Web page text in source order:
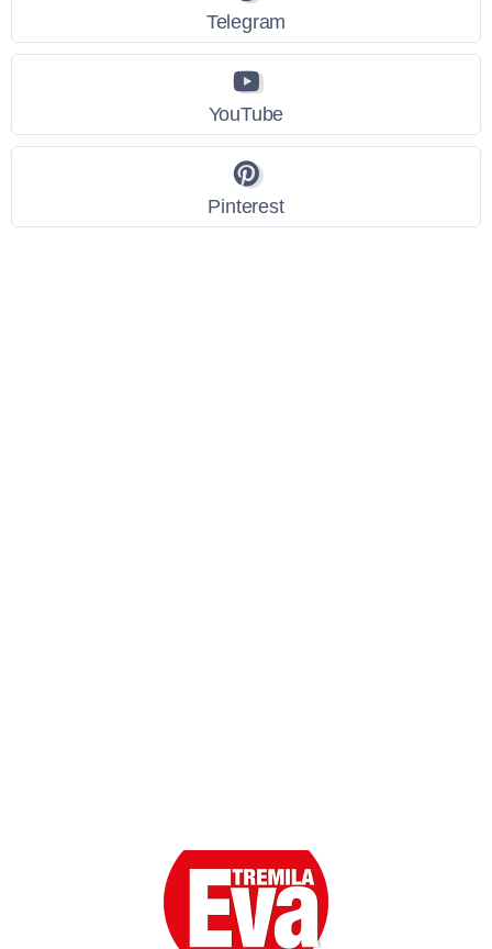
Telegram
YouTube
Pinterest